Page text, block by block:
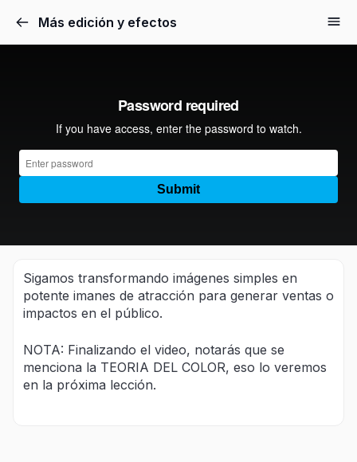
Más edición y efectos
Sigamos transformando imágenes simples en
potente imanes de atracción para generar ventas o
impactos en el público.
NOTA: Finalizando el video, notarás que se
menciona la TEORIA DEL COLOR, eso lo veremos
en la próxima lección.